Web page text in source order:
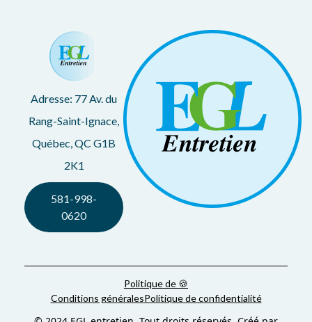
Adresse: 77 Av. du
Rang-Saint-Ignace,
Québec, QC G1B
2K1
581-998-
0620
Politique de confidentialité
Conditions générales
Politique de 🍪